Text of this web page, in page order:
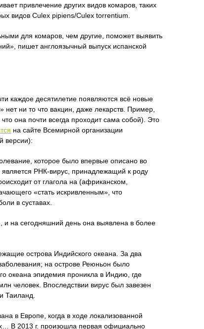
привлечение других видов комаров, таких
видов Culex pipiens/Culex torrentium.
для комаров, чем другие, поможет выявить
пишет англоязычный выпуск испанской
каждое десятилетие появляются всё новые
ни то что вакцин, даже лекарств. Пример,
она почти всегда проходит сама собой). Это
на сайте Всемирной организации
версии):
которое было впервые описано во
РНК-вирус, принадлежащий к роду
от глагола на (африканском,
«стать искривленным», что
в суставах.
и на сегодняшний день она выявлена в более
острова Индийского океана. За два
на острове Реюньон было
океана эпидемия проникла в Индию, где
человек. Впоследствии вирус был завезен
Таиланд.
в Европе, когда в ходе локализованной
В 2013 г. произошла первая официально